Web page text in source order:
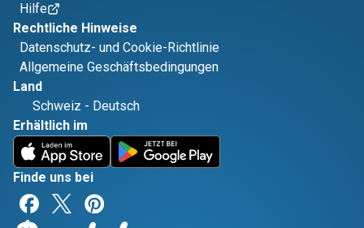
Hilfe
Rechtliche Hinweise
Datenschutz- und Cookie-Richtlinie
Allgemeine Geschäftsbedingungen
Land
Schweiz - Deutsch
Erhältlich im
Finde uns bei